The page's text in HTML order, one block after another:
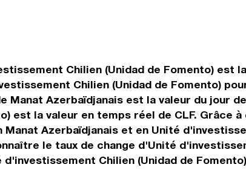
Chilien (Unidad de Fomento) est
Chilien (Unidad de Fomento)
Manat Azerbaïdjanais est la valeur du jour
est la valeur en temps réel de CLF. Grâce à
Azerbaïdjanais et en Unité
le taux de change d'Unité
Chilien (Unidad de